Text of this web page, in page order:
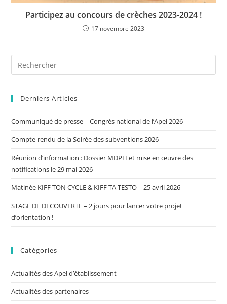
Participez au concours de crèches 2023-2024 !
17 novembre 2023
Derniers Articles
Communiqué de presse – Congrès national de l’Apel 2026
Compte-rendu de la Soirée des subventions 2026
Réunion d’information : Dossier MDPH et mise en œuvre des
notifications le 29 mai 2026
Matinée KIFF TON CYCLE & KIFF TA TESTO – 25 avril 2026
STAGE DE DECOUVERTE – 2 jours pour lancer votre projet
d’orientation !
Catégories
Actualités des Apel d’établissement
Actualités des partenaires